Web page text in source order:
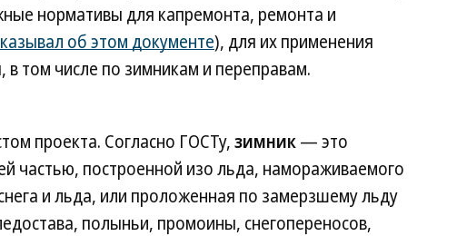
нормативы для капремонта, ремонта и
об этом документе), для их применения
том числе по зимникам и переправам.
проекта. Согласно ГОСТу,зимник— это
частью, построенной изо льда, намораживаемого
и льда, или проложенная по замерзшему льду
полыньи, промоины, снегопереносов,